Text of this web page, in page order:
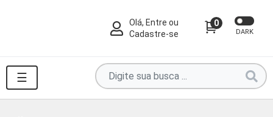
Olá, Entre ou
Cadastre-se
0
DARK
☰
Pesquise
por
produtos